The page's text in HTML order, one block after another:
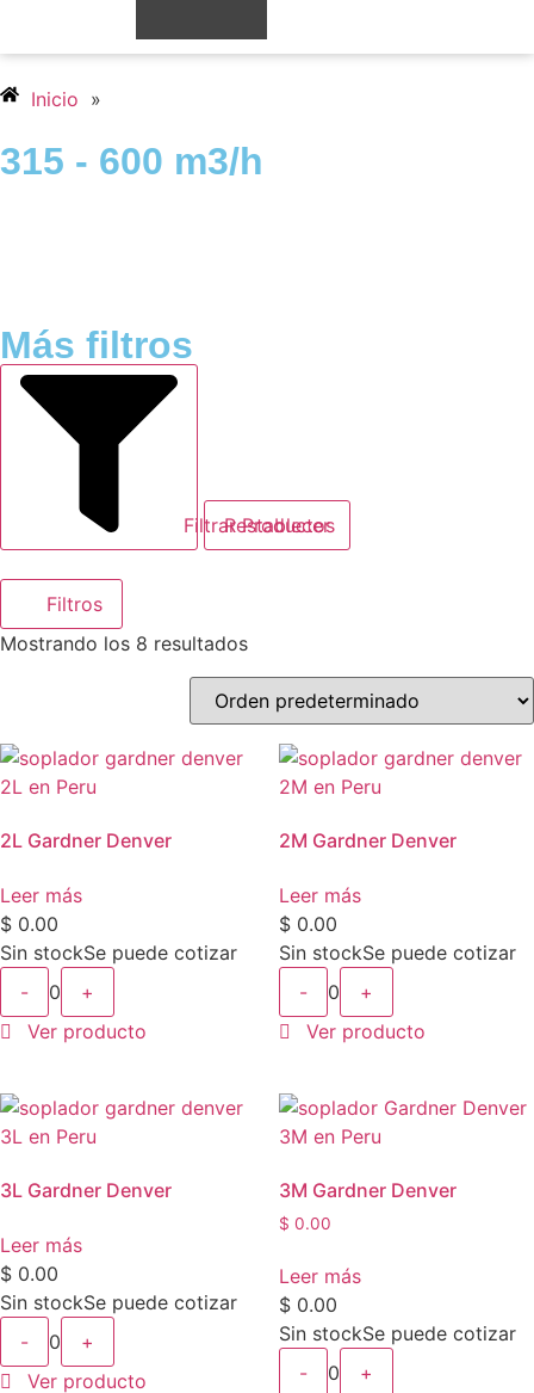
Inicio »
315 - 600 m3/h
Más filtros
Filtrar Productos
Restablecer
Filtros
Mostrando los 8 resultados
2L Gardner Denver
Leer más
$ 0.00
Sin stockSe puede cotizar
-
0
+
Ver producto
2M Gardner Denver
Leer más
$ 0.00
Sin stockSe puede cotizar
-
0
+
Ver producto
3L Gardner Denver
Leer más
$ 0.00
Sin stockSe puede cotizar
-
0
+
Ver producto
3M Gardner Denver
$ 0.00
Leer más
$ 0.00
Sin stockSe puede cotizar
-
0 +